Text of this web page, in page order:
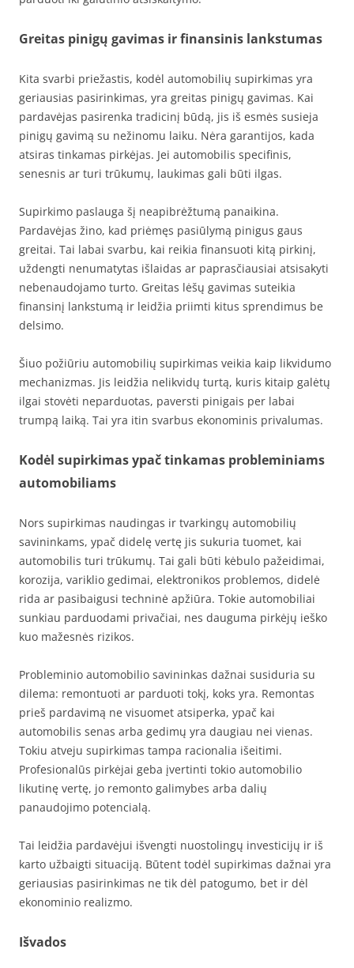
Greitas pinigų gavimas ir finansinis lankstumas
Kita svarbi priežastis, kodėl automobilių supirkimas yra
geriausias pasirinkimas, yra greitas pinigų gavimas. Kai
pardavėjas pasirenka tradicinį būdą, jis iš esmės susieja
pinigų gavimą su nežinomu laiku. Nėra garantijos, kada
atsiras tinkamas pirkėjas. Jei automobilis specifinis,
senesnis ar turi trūkumų, laukimas gali būti ilgas.
Supirkimo paslauga šį neapibrėžtumą panaikina.
Pardavėjas žino, kad priėmęs pasiūlymą pinigus gaus
greitai. Tai labai svarbu, kai reikia finansuoti kitą pirkinį,
uždengti nenumatytas išlaidas ar paprasčiausiai atsisakyti
nebenaudojamo turto. Greitas lėšų gavimas suteikia
finansinį lankstumą ir leidžia priimti kitus sprendimus be
delsimo.
Šiuo požiūriu automobilių supirkimas veikia kaip likvidumo
mechanizmas. Jis leidžia nelikvidų turtą, kuris kitaip galėtų
ilgai stovėti neparduotas, paversti pinigais per labai
trumpą laiką. Tai yra itin svarbus ekonominis privalumas.
Kodėl supirkimas ypač tinkamas probleminiams
automobiliams
Nors supirkimas naudingas ir tvarkingų automobilių
savininkams, ypač didelę vertę jis sukuria tuomet, kai
automobilis turi trūkumų. Tai gali būti kėbulo pažeidimai,
korozija, variklio gedimai, elektronikos problemos, didelė
rida ar pasibaigusi techninė apžiūra. Tokie automobiliai
sunkiau parduodami privačiai, nes dauguma pirkėjų ieško
kuo mažesnės rizikos.
Probleminio automobilio savininkas dažnai susiduria su
dilema: remontuoti ar parduoti tokį, koks yra. Remontas
prieš pardavimą ne visuomet atsiperka, ypač kai
automobilis senas arba gedimų yra daugiau nei vienas.
Tokiu atveju supirkimas tampa racionalia išeitimi.
Profesionalūs pirkėjai geba įvertinti tokio automobilio
likutinę vertę, jo remonto galimybes arba dalių
panaudojimo potencialą.
Tai leidžia pardavėjui išvengti nuostolingų investicijų ir iš
karto užbaigti situaciją. Būtent todėl supirkimas dažnai yra
geriausias pasirinkimas ne tik dėl patogumo, bet ir dėl
ekonominio realizmo.
Išvados